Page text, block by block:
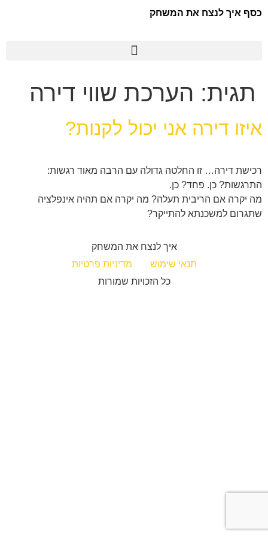
כסף איך לנצח את המשחק
תגית: הערכת שווי דירה
איזו דירה אני יכול לקנות?
רכישת דירה… זו החלטה גדולה עם הרבה מאוד רגשות:
התרגשות? כן. פחד? כן.
מה יקרה אם הריבית תעלה? מה יקרה אם תהיה אינפלציה
שתגרום למשכנתא להתייקר?
איך לנצח את המשחק
תנאי שימוש
מדיניות פרטיות
כל הזכויות שמורות